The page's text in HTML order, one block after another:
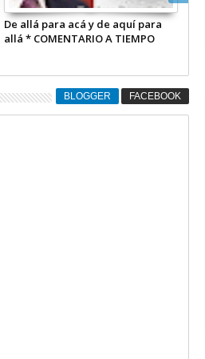
Detenidos los corruptos ahora
contra los corruptores *
BLOGGER FACEBOOK